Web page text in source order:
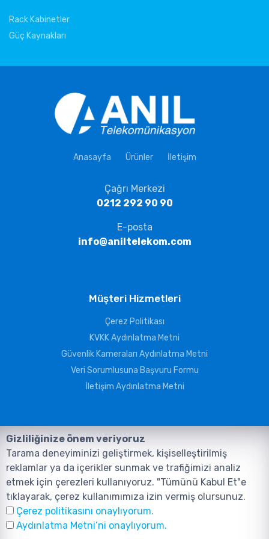
Rack Kabinetler
Güç Kaynakları
Anasayfa Ürünler İletişim
Çağrı Merkezi
0212 292 90 90
E-posta
info@aniltelekom.com
Müşteri Hizmetleri
Çerez Politikası
KVKK Aydınlatma Metni
Güvenlik Kameraları Aydınlatma Metni
Veri Sorumlusuna Başvuru Formu
İletişim Aydınlatma Metni
©2026, Tüm Hakları ANIL TELEKOMÜNİKASYON GÜVENLİK VE BİLİŞİM
SİSTEMLERİ SAN. TİC. LTD. ŞTİ. aittir.Tasarım ve Yazılım:
Tasarım Yazılım ve Teknoloji
Gizliliğinize önem veriyoruz
Tarama deneyiminizi geliştirmek, kişiselleştirilmiş
reklamlar ya da içerikler sunmak ve trafiğimizi analiz
etmek için çerezleri kullanıyoruz. "Tümünü Kabul Et"e
tıklayarak, çerez kullanımımıza izin vermiş olursunuz.
Çerez politikasını onaylıyorum.
Aydınlatma Metni’ni onaylıyorum.